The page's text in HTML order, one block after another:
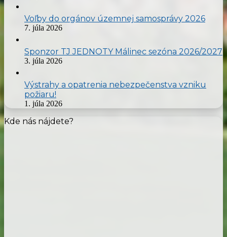
Voľby do orgánov územnej samosprávy 2026
7. júla 2026
Sponzor TJ JEDNOTY Málinec sezóna 2026/2027
3. júla 2026
Výstrahy a opatrenia nebezpečenstva vzniku
požiaru!
1. júla 2026
Kde nás nájdete?